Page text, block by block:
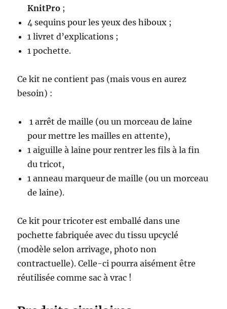
KnitPro ;
4 sequins pour les yeux des hiboux ;
1 livret d’explications ;
1 pochette.
Ce kit ne contient pas (mais vous en aurez
besoin) :
1 arrêt de maille (ou un morceau de laine
pour mettre les mailles en attente),
1 aiguille à laine pour rentrer les fils à la fin
du tricot,
1 anneau marqueur de maille (ou un morceau
de laine).
Ce kit pour tricoter est emballé dans une
pochette fabriquée avec du tissu upcyclé
(modèle selon arrivage, photo non
contractuelle). Celle-ci pourra aisément être
réutilisée comme sac à vrac !